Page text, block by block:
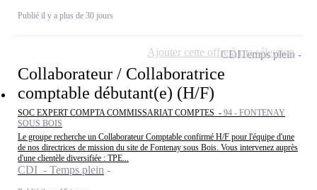
Publié il y a plus de 30 jours
Collaborateur / Collaboratrice
comptable débutant(e) (H/F)
SOC EXPERT COMPTA COMMISSARIAT COMPTES - 94 - FONTENAY
SOUS BOIS
Le groupe recherche un Collaborateur Comptable confirmé H/F pour l'équipe d'une
de nos directrices de mission du site de Fontenay sous Bois. Vous intervenez auprès
d'une clientèle diversifiée : TPE...
CDI - Temps plein
CDITemps plein
Ajouter cette offre à ma sélection